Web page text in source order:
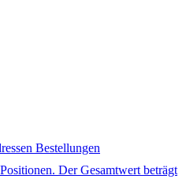
Bestellungen
Der Gesamtwert beträgt